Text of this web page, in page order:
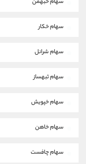
سهام خبهمن
سهام خکار
سهام شرانل
سهام ثبهساز
سهام خپویش
سهام خاهن
سهام چافست